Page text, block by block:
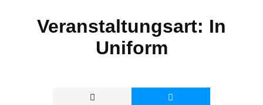
Veranstaltungsart: In
Uniform